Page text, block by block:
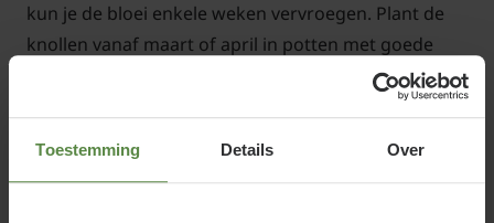
Toestemming Details Over
kun je de bloei enkele weken vervroegen. Plant de
knollen vanaf maart of april in potten met goede
potgrond en plaats ze op een warme, lichte plek. Na
half mei mogen ze naar buiten, zodra het risico op